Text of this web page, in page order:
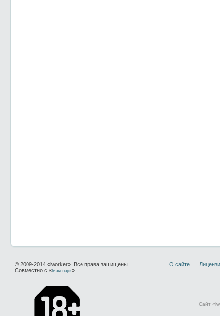
© 2009-2014 «iworker». Все права защищены
Совместно с «Макспарк»
О сайте
Сайт